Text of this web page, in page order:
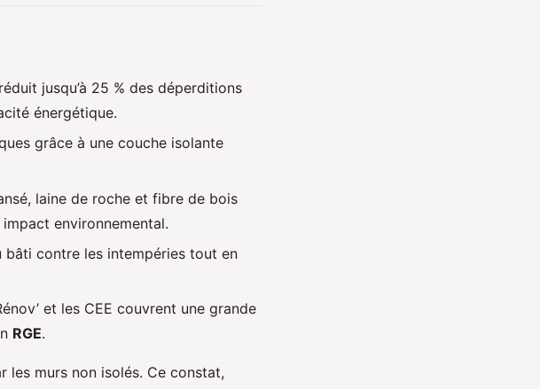
jusqu’à 25 % des déperditions
énergétique.
grâce à une couche isolante
laine de roche et fibre de bois
environnemental.
bâti contre les intempéries tout en
et les CEE couvrent une grande
RGE.
les murs non isolés. Ce constat,